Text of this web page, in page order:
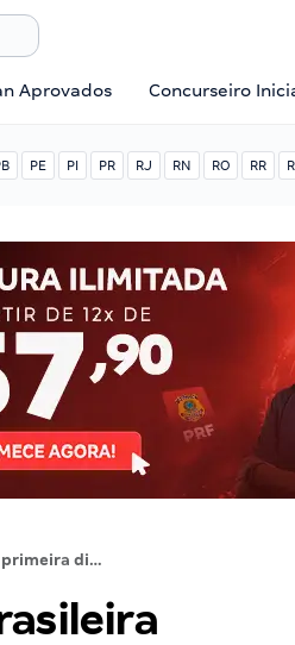
Aprovados Concurseiro
PE PI PR RJ RN RO RR
A primeira diplomata brasileira